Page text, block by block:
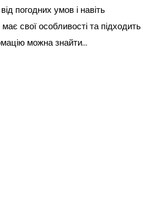
погодних умов і навіть
свої особливості та підходить
можна знайти…